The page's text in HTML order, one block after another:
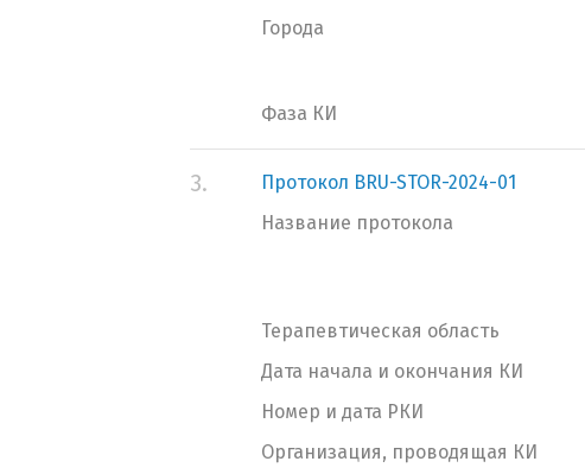
Города
Фаза КИ
3.
Протокол BRU-STOR-2024-01
Название протокола
Терапевтическая область
Дата начала и окончания КИ
Номер и дата РКИ
Организация, проводящая КИ